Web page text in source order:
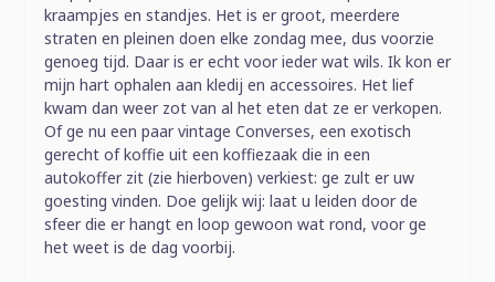
kraampjes en standjes. Het is er groot, meerdere
straten en pleinen doen elke zondag mee, dus voorzie
genoeg tijd. Daar is er echt voor ieder wat wils. Ik kon er
mijn hart ophalen aan kledij en accessoires. Het lief
kwam dan weer zot van al het eten dat ze er verkopen.
Of ge nu een paar vintage Converses, een exotisch
gerecht of koffie uit een koffiezaak die in een
autokoffer zit (zie hierboven) verkiest: ge zult er uw
goesting vinden. Doe gelijk wij: laat u leiden door de
sfeer die er hangt en loop gewoon wat rond, voor ge
het weet is de dag voorbij.